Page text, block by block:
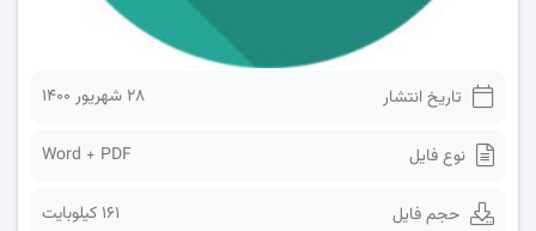
تاریخ انتشار ۲۸ شهریور ۱۴۰۰
نوع فایل Word + PDF
حجم فایل 161 کیلوبایت